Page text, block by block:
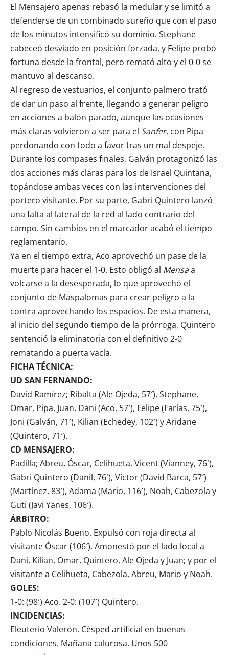
El Mensajero apenas rebasó la medular y se limitó a
defenderse de un combinado sureño que con el paso
de los minutos intensificó su dominio. Stephane
cabeceó desviado en posición forzada, y Felipe probó
fortuna desde la frontal, pero remató alto y el 0-0 se
mantuvo al descanso.
Al regreso de vestuarios, el conjunto palmero trató
de dar un paso al frente, llegando a generar peligro
en acciones a balón parado, aunque las ocasiones
más claras volvieron a ser para el Sanfer, con Pipa
perdonando con todo a favor tras un mal despeje.
Durante los compases finales, Galván protagonizó las
dos acciones más claras para los de Israel Quintana,
topándose ambas veces con las intervenciones del
portero visitante. Por su parte, Gabri Quintero lanzó
una falta al lateral de la red al lado contrario del
campo. Sin cambios en el marcador acabó el tiempo
reglamentario.
Ya en el tiempo extra, Aco aprovechó un pase de la
muerte para hacer el 1-0. Esto obligó al Mensaa
volcarse a la desesperada, lo que aprovechó el
conjunto de Maspalomas para crear peligro a la
contra aprovechando los espacios. De esta manera,
al inicio del segundo tiempo de la prórroga, Quintero
sentenció la eliminatoria con el definitivo 2-0
rematando a puerta vacía.
FICHA TÉCNICA:
UD SAN FERNANDO:
David Ramírez; Ribalta (Ale Ojeda, 57′), Stephane,
Omar, Pipa, Juan, Dani (Aco, 57′), Felipe (Farías, 75′),
Joni (Galván, 71′), Kilian (Echedey, 102′) y Aridane
(Quintero, 71′).
CD MENSAJERO:
Padilla; Abreu, Óscar, Celihueta, Vicent (Vianney, 76′),
Gabri Quintero (Danil, 76′), Víctor (David Barca, 57′)
(Martínez, 83′), Adama (Mario, 116′), Noah, Cabezola y
Guti (Javi Yanes, 106′).
ÁRBITRO:
Pablo Nicolás Bueno. Expulsó con roja directa al
visitante Óscar (106′). Amonestó por el lado local a
Dani, Kilian, Omar, Quintero, Ale Ojeda y Juan; y por el
visitante a Celihueta, Cabezola, Abreu, Mario y Noah.
GOLES:
1-0: (98′) Aco. 2-0: (107′) Quintero.
INCIDENCIAS:
Eleuterio Valerón. Césped artificial en buenas
condiciones. Mañana calurosa. Unos 500